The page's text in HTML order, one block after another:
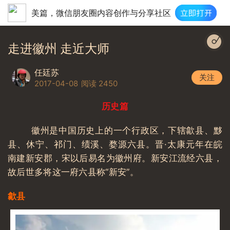
美篇，微信朋友圈内容创作与分享社区
走进徽州 走近大师
任廷苏
2017-04-08 阅读 2450
关注
历史篇
徽州是中国历史上的一个行政区，下辖歙县、黟
县、休宁、祁门、绩溪、婺源六县。晋·太康元年在皖
南建新安郡，宋以后易名为徽州府。新安江流经六县，
故后世多将这一府六县称“新安”。
歙县